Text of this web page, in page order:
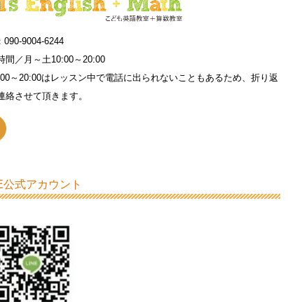
090-9004-6244
間／月～土10:00～20:00
～20:00はレッスン中で電話に出られないこともあるため、折り返
絡させて頂きます。
公式アカウント